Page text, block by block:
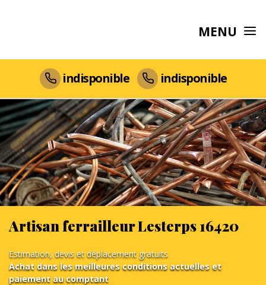
MENU
indisponible indisponible
Artisan ferrailleur Lesterps 16420
Estimation, devis et déplacement gratuits
Achat dans les meilleures conditions actuelles et
paiement au comptant